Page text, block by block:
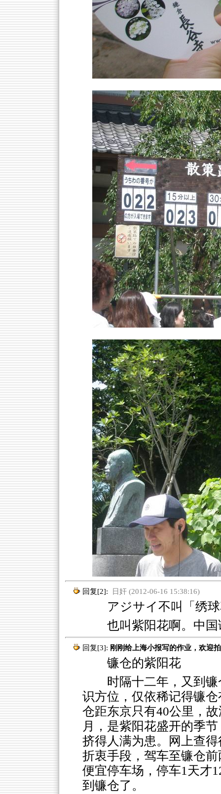
回复[2]: 日奸 (2012-06-16 15:38:16)
アジサイ不叫「绣球
也叫紫阳花啊。中
回复[3]: 刚刚给上海小报写的作业，欢迎
镰仓的紫阳花
时隔十二年，又到
识方位，仅依稀记得镰
仓距东京只有40公里，
月，是紫阳花盛开的季
挤得人满为患。网上查
折衷手段，驾车至镰仓
便宜停车场，停车1天才
到镰仓了。